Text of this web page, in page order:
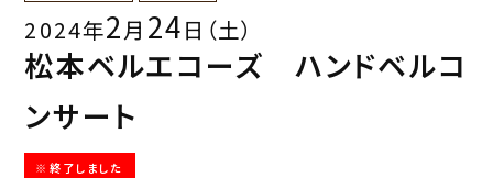
2024年2月 24日（土）
松本ベルエコーズ ハンドベルコ
ンサート
※終了しました